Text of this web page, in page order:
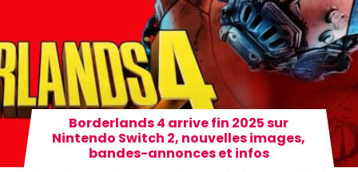
Borderlands 4 arrive fin 2025 sur
Nintendo Switch 2, nouvelles images,
bandes-annonces et infos